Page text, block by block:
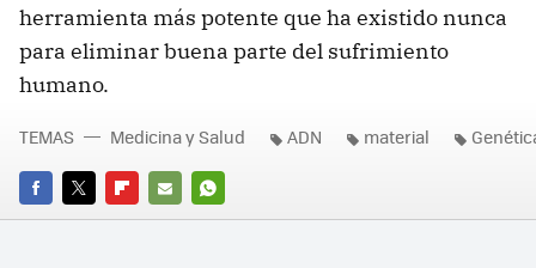
herramienta más potente que ha existido nunca
para eliminar buena parte del sufrimiento
humano.
FACEBOOK
TWITTERFLIPBOARD
E-
WHATSAPP
TEMAS Medicina y Salud ADN material